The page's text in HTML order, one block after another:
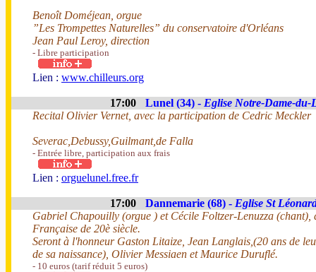
Benoît Doméjean, orgue
”Les Trompettes Naturelles” du conservatoire d'Orléans
Jean Paul Leroy, direction
- Libre participation
Lien : www.chilleurs.org
17:00 Lunel (34) - Eglise Notre-Dame-du-
Recital Olivier Vernet, avec la participation de Cedric Meckler
Severac,Debussy,Guilmant,de Falla
- Entrée libre, participation aux frais
Lien : orguelunel.free.fr
17:00 Dannemarie (68) - Eglise St
Gabriel Chapouilly (orgue ) et Cécile Foltzer-Lenuzza (chant),
Française de 20è siècle.
Seront à l'honneur Gaston Litaize, Jean Langlais,(20 ans de
de sa naissance), Olivier Messiaen et Maurice Duruflé.
- 10 euros (tarif réduit 5 euros)